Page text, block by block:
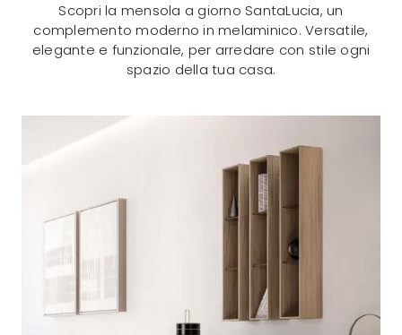
Scopri la mensola a giorno SantaLucia, un
complemento moderno in melaminico. Versatile,
elegante e funzionale, per arredare con stile ogni
spazio della tua casa.